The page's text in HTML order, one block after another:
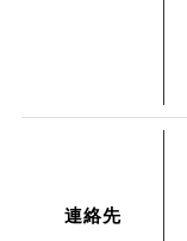
連絡先